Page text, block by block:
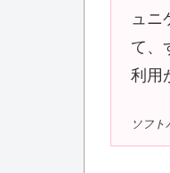
ュニ
て、
利用
ソフト